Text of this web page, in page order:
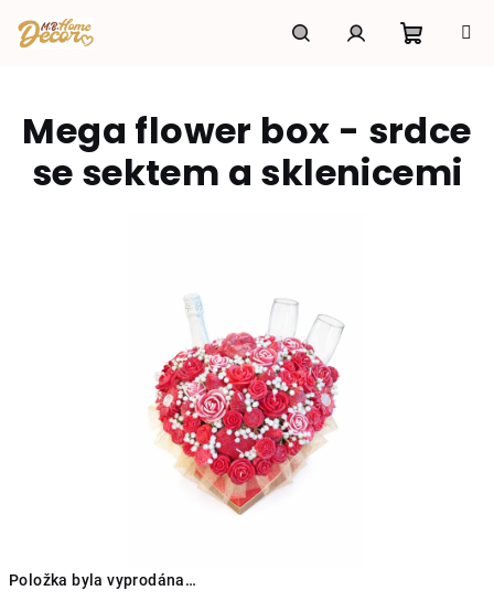
obsah
košík
Položka byla vyprodána…
Mega flower box - srdce
se sektem a sklenicemi